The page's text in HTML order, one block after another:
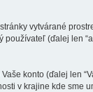
vytvárané
používateľ (ďalej len
konto (ďalej len
v krajine kde sme